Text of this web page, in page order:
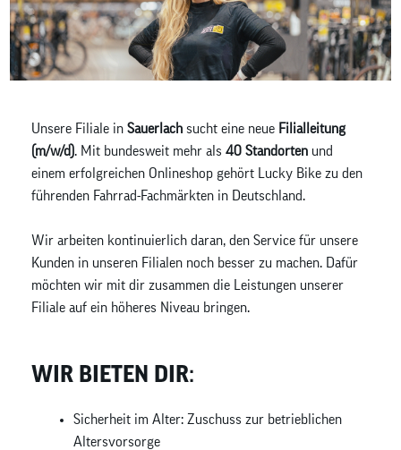
Unsere Filiale in Sauerlach sucht eine neue Filialleitung
(m/w/d). Mit bundesweit mehr als 40 Standorten und
einem erfolgreichen Onlineshop gehört Lucky Bike zu den
führenden Fahrrad-Fachmärkten in Deutschland.
Wir arbeiten kontinuierlich daran, den Service für unsere
Kunden in unseren Filialen noch besser zu machen. Dafür
möchten wir mit dir zusammen die Leistungen unserer
Filiale auf ein höheres Niveau bringen.
WIR BIETEN DIR:
Sicherheit im Alter: Zuschuss zur betrieblichen
Altersvorsorge